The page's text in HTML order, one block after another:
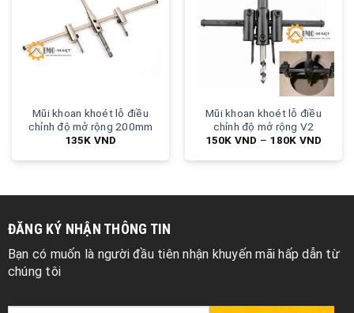
Mũi khoan khoét lỗ điều
chỉnh độ mở rộng 200mm
135K VND
Mũi khoan khoét lỗ điều
chỉnh độ mở rộng V2
150K VND – 180K VND
ĐĂNG KÝ NHẬN THÔNG TIN
Bạn có muốn là người đầu tiên nhận khuyến mãi hấp dẫn từ
chúng tôi